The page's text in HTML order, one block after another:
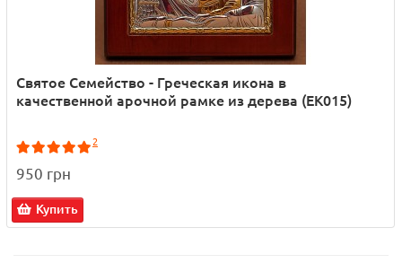
Святое Семейство - Греческая икона в
качественной арочной рамке из дерева (EK015)
2
950 грн
Купить